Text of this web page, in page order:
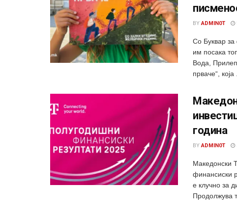
BY ADMIN0T
Со Буквар
им посака
Вода, Прилеп
прваче“, која
година
BY ADMIN0T
Македонски
финансиски
е клучно за
Продолжува